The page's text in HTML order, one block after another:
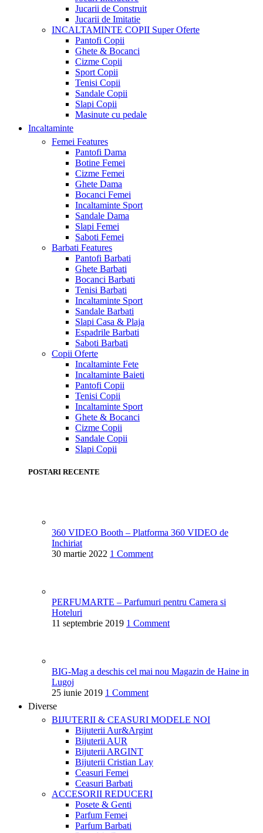
Jucarii de Construit
Jucarii de Imitatie
INCALTAMINTE COPII Super Oferte
Pantofi Copii
Ghete & Bocanci
Cizme Copii
Sport Copii
Tenisi Copii
Sandale Copii
Slapi Copii
Masinute cu pedale
Incaltaminte
Femei Features
Pantofi Dama
Botine Femei
Cizme Femei
Ghete Dama
Bocanci Femei
Incaltaminte Sport
Sandale Dama
Slapi Femei
Saboti Femei
Barbati Features
Pantofi Barbati
Ghete Barbati
Bocanci Barbati
Tenisi Barbati
Incaltaminte Sport
Sandale Barbati
Slapi Casa & Plaja
Espadrile Barbati
Saboti Barbati
Copii Oferte
Incaltaminte Fete
Incaltaminte Baieti
Pantofi Copii
Tenisi Copii
Incaltaminte Sport
Ghete & Bocanci
Cizme Copii
Sandale Copii
Slapi Copii
POSTARI RECENTE
360 VIDEO Booth – Platforma 360 VIDEO de
Inchiriat
30 martie 2022 1 Comment
PERFUMARTE – Parfumuri pentru Camera si
Hoteluri
11 septembrie 2019 1 Comment
BIG-Mag a deschis cel mai nou Magazin de Haine in
Lugoj
25 iunie 2019 1 Comment
Diverse
BIJUTERII & CEASURI MODELE NOI
Bijuterii Aur&Argint
Bijuterii AUR
Bijuterii ARGINT
Bijuterii Cristian Lay
Ceasuri Femei
Ceasuri Barbati
ACCESORII REDUCERI
Posete & Genti
Parfum Femei
Parfum Barbati